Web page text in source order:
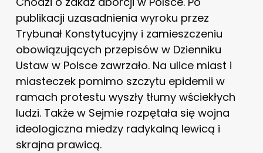
publikacji uzasadnienia wyroku przez
Trybunał Konstytucyjny i zamieszczeniu
obowiązujących przepisów w Dzienniku
Ustaw w Polsce zawrzało. Na ulice miast i
miasteczek pomimo szczytu epidemii w
ramach protestu wyszły tłumy wściekłych
ludzi. Także w Sejmie rozpętała się wojna
ideologiczna miedzy radykalną lewicą i
skrajna prawicą.